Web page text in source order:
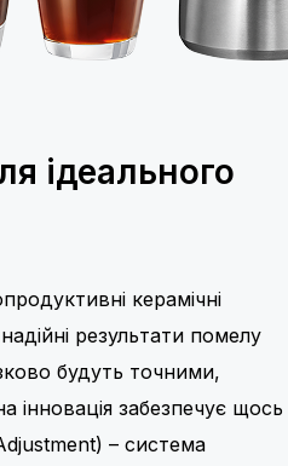
ідеального
керамічні
результати помелу
будуть точними,
інновація забезпечує щось
– система